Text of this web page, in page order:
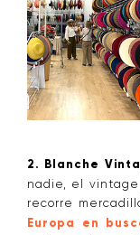
2. Blanche
nadie, el
recorre
Europa en